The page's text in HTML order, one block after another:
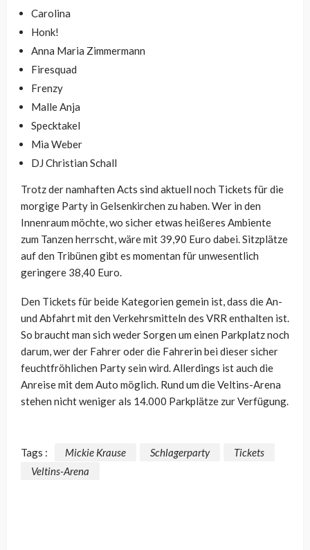
Carolina
Honk!
Anna Maria Zimmermann
Firesquad
Frenzy
Malle Anja
Specktakel
Mia Weber
DJ Christian Schall
Trotz der namhaften Acts sind aktuell noch Tickets für die
morgige Party in Gelsenkirchen zu haben. Wer in den
Innenraum möchte, wo sicher etwas heißeres Ambiente
zum Tanzen herrscht, wäre mit 39,90 Euro dabei. Sitzplätze
auf den Tribünen gibt es momentan für unwesentlich
geringere 38,40 Euro.
Den Tickets für beide Kategorien gemein ist, dass die An-
und Abfahrt mit den Verkehrsmitteln des VRR enthalten ist.
So braucht man sich weder Sorgen um einen Parkplatz noch
darum, wer der Fahrer oder die Fahrerin bei dieser sicher
feuchtfröhlichen Party sein wird. Allerdings ist auch die
Anreise mit dem Auto möglich. Rund um die Veltins-Arena
stehen nicht weniger als 14.000 Parkplätze zur Verfügung.
Tags : Mickie Krause Schlagerparty
Tickets
Veltins-Arena